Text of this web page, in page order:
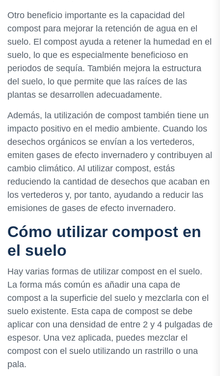
Otro beneficio importante es la capacidad del
compost para mejorar la retención de agua en el
suelo. El compost ayuda a retener la humedad en el
suelo, lo que es especialmente beneficioso en
periodos de sequía. También mejora la estructura
del suelo, lo que permite que las raíces de las
plantas se desarrollen adecuadamente.
Además, la utilización de compost también tiene un
impacto positivo en el medio ambiente. Cuando los
desechos orgánicos se envían a los vertederos,
emiten gases de efecto invernadero y contribuyen al
cambio climático. Al utilizar compost, estás
reduciendo la cantidad de desechos que acaban en
los vertederos y, por tanto, ayudando a reducir las
emisiones de gases de efecto invernadero.
Cómo utilizar compost en
el suelo
Hay varias formas de utilizar compost en el suelo.
La forma más común es añadir una capa de
compost a la superficie del suelo y mezclarla con el
suelo existente. Esta capa de compost se debe
aplicar con una densidad de entre 2 y 4 pulgadas de
espesor. Una vez aplicada, puedes mezclar el
compost con el suelo utilizando un rastrillo o una
pala.